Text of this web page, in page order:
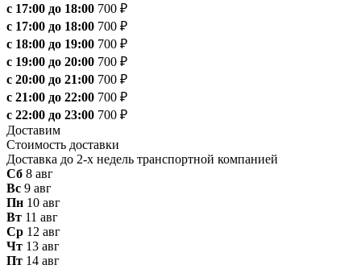
с 17:00 до 18:00 700 ₽
с 17:00 до 18:00 700 ₽
с 18:00 до 19:00 700 ₽
с 19:00 до 20:00 700 ₽
с 20:00 до 21:00 700 ₽
с 21:00 до 22:00 700 ₽
с 22:00 до 23:00 700 ₽
Доставим
Стоимость доставки
Доставка до 2-х недель транспортной компанией
Сб 8 авг
Вс 9 авг
Пн 10 авг
Вт 11 авг
Ср 12 авг
Чт 13 авг
Пт 14 авг